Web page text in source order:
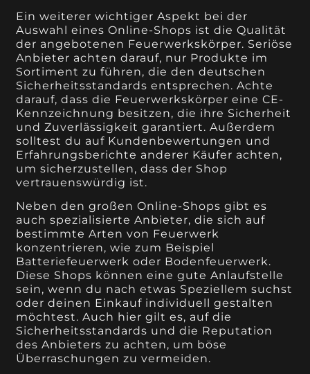
Ein weiterer wichtiger Aspekt bei der
Auswahl eines Online-Shops ist die Qualität
der angebotenen Feuerwerkskörper. Seriöse
Anbieter achten darauf, nur Produkte im
Sortiment zu führen, die den deutschen
Sicherheitsstandards entsprechen. Achte
darauf, dass die Feuerwerkskörper eine CE-
Kennzeichnung besitzen, die ihre Sicherheit
und Zuverlässigkeit garantiert. Außerdem
solltest du auf Kundenbewertungen und
Erfahrungsberichte anderer Käufer achten,
um sicherzustellen, dass der Shop
vertrauenswürdig ist.
Neben den großen Online-Shops gibt es
auch spezialisierte Anbieter, die sich auf
bestimmte Arten von Feuerwerk
konzentrieren, wie zum Beispiel
Batteriefeuerwerk oder Bodenfeuerwerk.
Diese Shops können eine gute Anlaufstelle
sein, wenn du nach etwas Speziellem suchst
oder deinen Einkauf individuell gestalten
möchtest. Auch hier gilt es, auf die
Sicherheitsstandards und die Reputation
des Anbieters zu achten, um böse
Überraschungen zu vermeiden.